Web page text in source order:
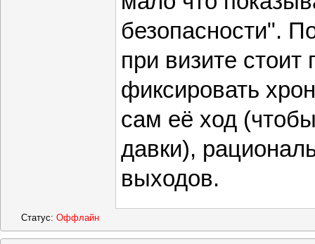
безопасности".
при визите стоит
фиксировать
сам её ход
давки),
выходов.
Статус: Оффлайн